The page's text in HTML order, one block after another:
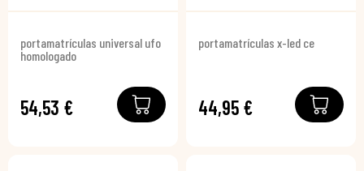
portamatrículas universal ufo
homologado
54,53 €
portamatrículas x-led ce
44,95 €